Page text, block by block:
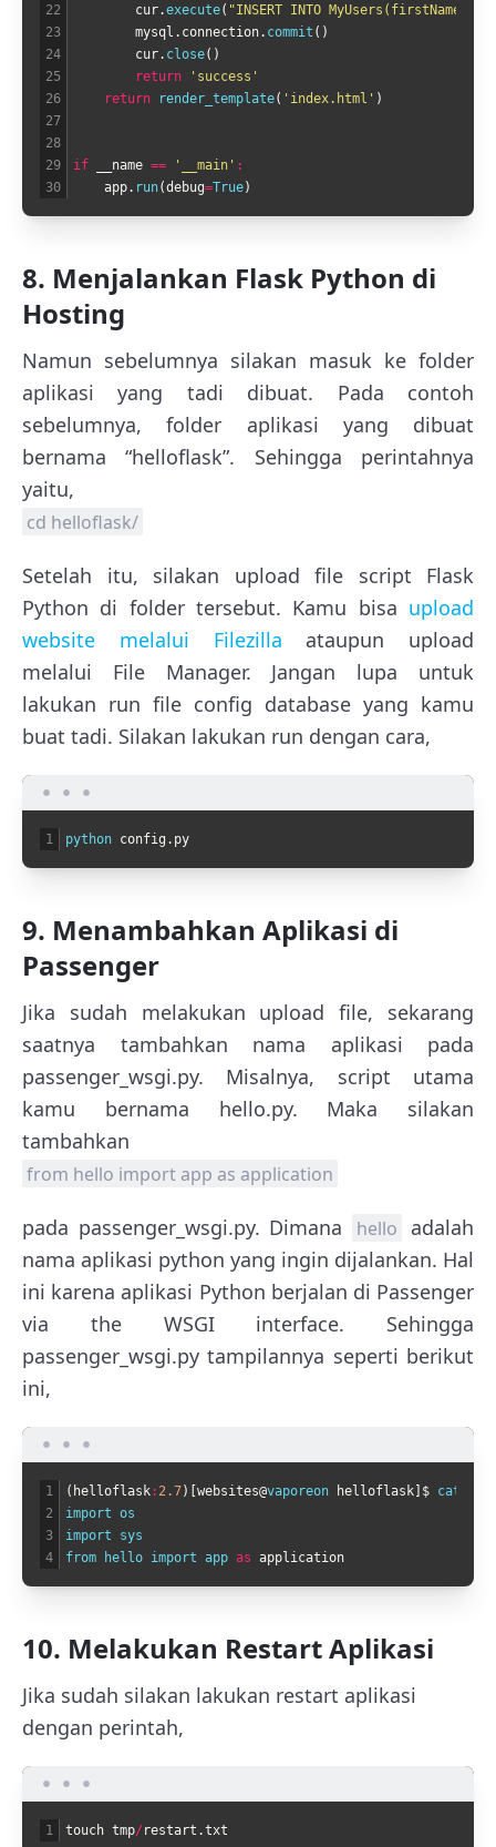
22
23
24
25
26
27
28
29
30
cur.execute( "INSERT INTO MyUsers(firstName,
mysql . connection. commit ( )
cur. close( )
return
'success'
return
render_template( 'index.html' )
if __name == '__main' :
app. run(debug=True)
8. Menjalankan Flask Python di
Hosting
Namun sebelumnya silakan masuk ke folder
aplikasi yang tadi dibuat. Pada contoh
sebelumnya, folder aplikasi yang dibuat
bernama “helloflask”. Sehingga perintahnya
yaitu,
cd helloflask/
Setelah itu, silakan upload file script Flask
Python di folder tersebut. Kamu bisa upload
website melalui Filezilla ataupun upload
melalui File Manager. Jangan lupa untuk
lakukan run file config database yang kamu
buat tadi. Silakan lakukan run dengan cara,
1 python config . py
9. Menambahkan Aplikasi di
Passenger
Jika sudah melakukan upload file, sekarang
saatnya tambahkan nama aplikasi pada
passenger_wsgi.py. Misalnya, script utama
kamu bernama hello.py. Maka silakan
tambahkan
from hello import app as application
pada passenger_wsgi.py. Dimana hello
adalah
nama aplikasi python yang ingin dijalankan. Hal
ini karena aplikasi Python berjalan di Passenger
via the WSGI interface. Sehingga
passenger_wsgi.py tampilannya seperti berikut
ini,
1
2
3
4
( helloflask: 2.7) [websites@vaporeon helloflask] $ cat
import os
import sys
from
hello import app as application
10. Melakukan Restart Aplikasi
Jika sudah silakan lakukan restart aplikasi
dengan perintah,
1 touch tmp/ restart .txt